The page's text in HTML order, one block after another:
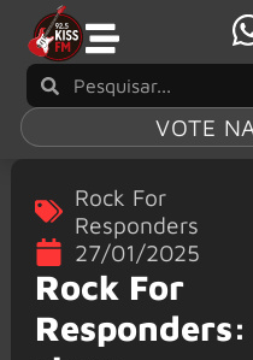
VOTE
Rock For
Responders
27/01/2025
Rock For
Responders: